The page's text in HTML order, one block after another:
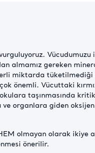
almamız gereken
miktarda
önemli. Vücuttaki
taşınmasında
organlara giden
olmayan olarak ikiye
önerilir.